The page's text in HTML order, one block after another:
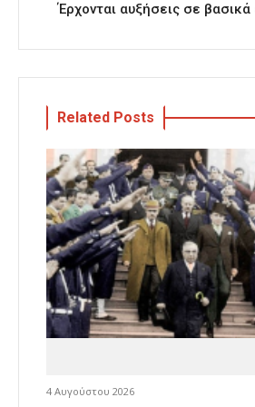
Έρχονται αυξήσεις σε
Related Posts
4 Αυγούστου 2026